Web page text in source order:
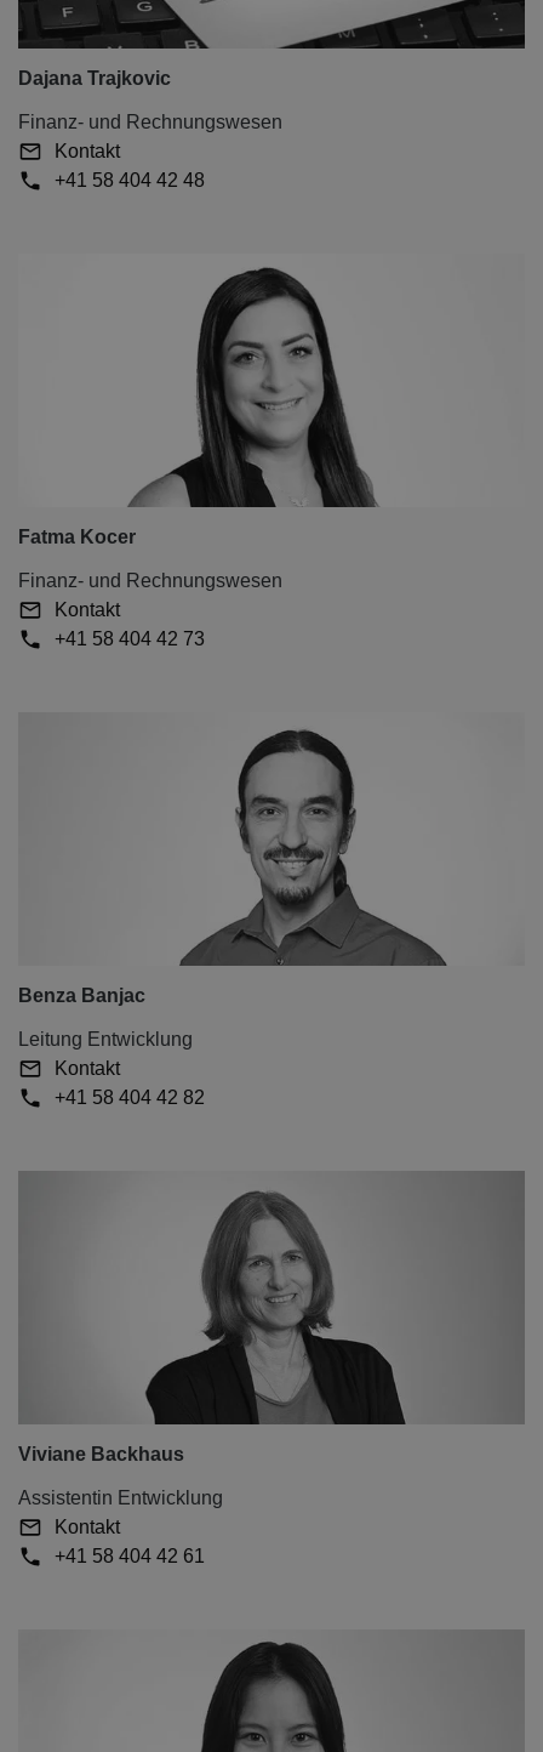
Dajana Trajkovic
Finanz- und Rechnungswesen
Kontakt
+41 58 404 42 48
Fatma Kocer
Finanz- und Rechnungswesen
Kontakt
+41 58 404 42 73
Benza Banjac
Leitung Entwicklung
Kontakt
+41 58 404 42 82
Viviane Backhaus
Assistentin Entwicklung
Kontakt
+41 58 404 42 61